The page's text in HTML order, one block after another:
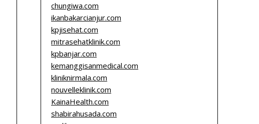
chungiwa.com
ikanbakarcianjur.com
kpjisehat.com
mitrasehatklinik.com
kpbanjar.com
kemanggisanmedical.com
kliniknirmala.com
nouvelleklinik.com
KainaHealth.com
shabirahusada.com